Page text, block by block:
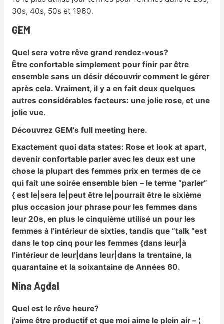
30s, 40s, 50s et 1960.
GEM
Quel sera votre rêve grand rendez-vous?
Être confortable simplement pour finir par être
ensemble sans un désir découvrir comment le gérer
après cela. Vraiment, il y a en fait deux quelques
autres considérables facteurs: une jolie rose, et une
jolie vue.
Découvrez GEM’s full meeting here.
Exactement quoi data states: Rose et look at apart,
devenir confortable parler avec les deux est une
chose la plupart des femmes prix en termes de ce
qui fait une soirée ensemble bien – le terme “parler”
{ est le|sera le|peut être le|pourrait être le sixième
plus occasion jour phrase pour les femmes dans
leur 20s, en plus le cinquième utilisé un pour les
femmes à l’intérieur de sixties, tandis que “talk “est
dans le top cinq pour les femmes {dans leur|à
l’intérieur de leur|dans leur|dans la trentaine, la
quarantaine et la soixantaine de Années 60.
Nina Agdal
Quel est le rêve heure?
j’aime être productif et que moi aime le plein air – ¦